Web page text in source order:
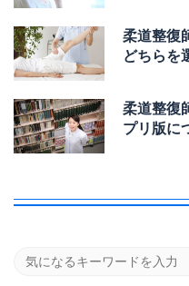
柔道整復
どちらを
柔道整復
プリ版に